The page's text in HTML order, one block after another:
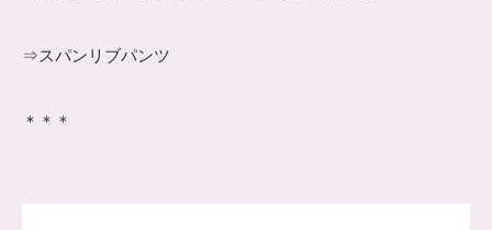
⇒スパンリブパンツ
＊＊＊